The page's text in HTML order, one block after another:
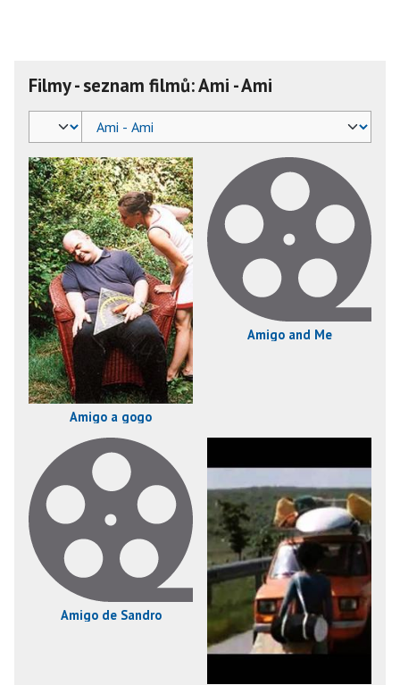
Filmy - seznam filmů: Ami - Ami
Amigo a gogo
Amigo and Me
Amigo de Sandro